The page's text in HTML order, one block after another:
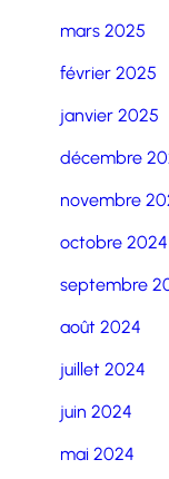
mars 2025
février 2025
janvier 2025
décembre
novembre
octobre 2024
septembre
août 2024
juillet 2024
juin 2024
mai 2024